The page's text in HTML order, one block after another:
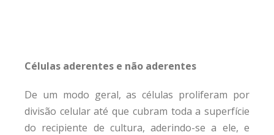
Células aderentes e não aderentes
De um modo geral, as células proliferam por
divisão celular até que cubram toda a superfície
do recipiente de cultura, aderindo-se a ele, e